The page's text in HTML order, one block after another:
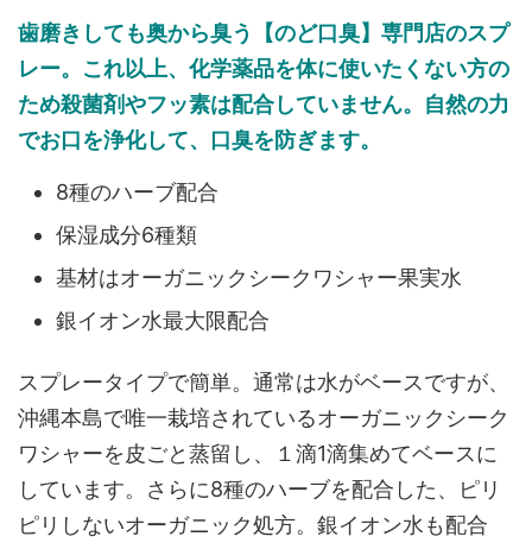
歯磨きしても奥から臭う【のど口臭】専門店のスプ
レー。これ以上、化学薬品を体に使いたくない方の
ため殺菌剤やフッ素は配合していません。自然の力
でお口を浄化して、口臭を防ぎます。
8種のハーブ配合
保湿成分6種類
基材はオーガニックシークワシャー果実水
銀イオン水最大限配合
スプレータイプで簡単。通常は水がベースですが、
沖縄本島で唯一栽培されているオーガニックシーク
ワシャーを皮ごと蒸留し、１滴1滴集めてベースに
しています。さらに8種のハーブを配合した、ピリ
ピリしないオーガニック処方。銀イオン水も配合